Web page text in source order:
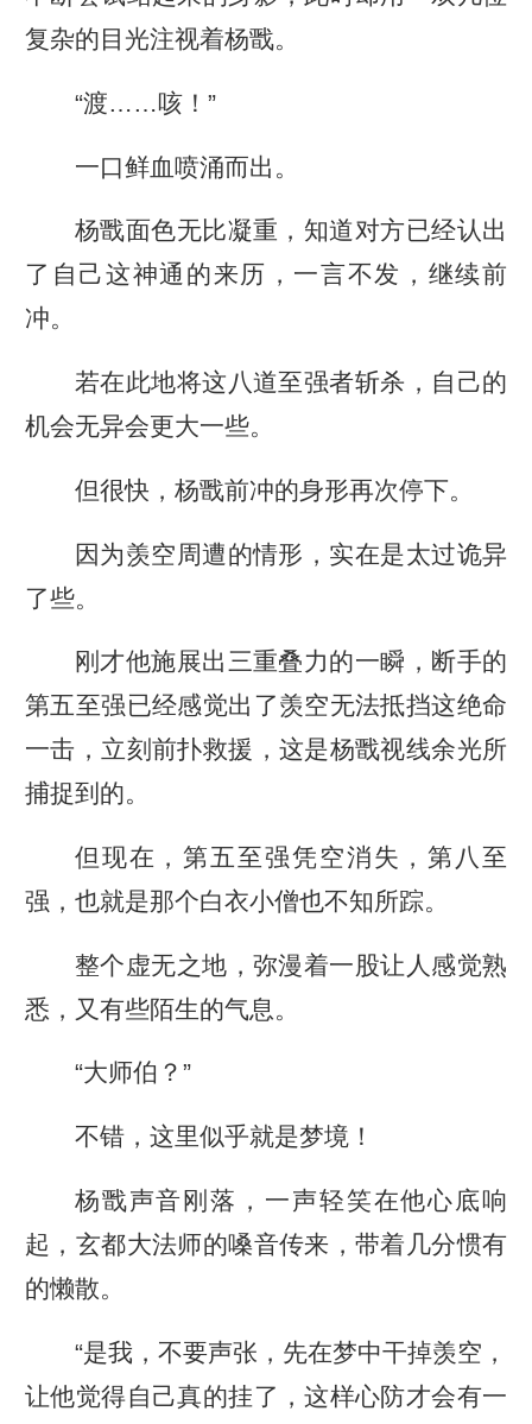
复杂的目光注视着杨戬。
“渡……咳！”
一口鲜血喷涌而出。
杨戬面色无比凝重，知道对方已经认出
了自己这神通的来历，一言不发，继续前
冲。
若在此地将这八道至强者斩杀，自己的
机会无异会更大一些。
但很快，杨戬前冲的身形再次停下。
因为羡空周遭的情形，实在是太过诡异
了些。
刚才他施展出三重叠力的一瞬，断手的
第五至强已经感觉出了羡空无法抵挡这绝命
一击，立刻前扑救援，这是杨戬视线余光所
捕捉到的。
但现在，第五至强凭空消失，第八至
强，也就是那个白衣小僧也不知所踪。
整个虚无之地，弥漫着一股让人感觉熟
悉，又有些陌生的气息。
“大师伯？”
不错，这里似乎就是梦境！
杨戬声音刚落，一声轻笑在他心底响
起，玄都大法师的嗓音传来，带着几分惯有
的懒散。
“是我，不要声张，先在梦中干掉羡空，
让他觉得自己真的挂了，这样心防才会有一